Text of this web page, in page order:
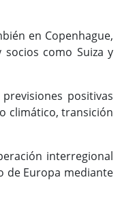
en Copenhague,
como Suiza y
positivas
climático, transición
interregional
de Europa mediante